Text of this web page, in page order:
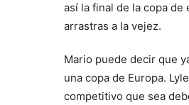
así la final de la copa de
arrastras a la vejez.
Mario puede decir que
una copa de Europa.
competitivo que sea